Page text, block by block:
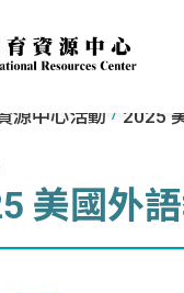
源中心活動 2025
美國外